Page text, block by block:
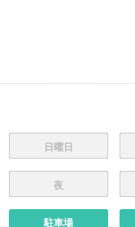
日曜日
夜
駐車場